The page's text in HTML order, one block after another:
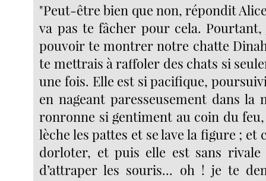
"Peut-être bien que non, répondit
va pas te fâcher pour cela.
pouvoir te montrer notre chatte
te mettrais à raffoler des chats si
une fois. Elle est si pacifique,
en nageant paresseusement dans la
ronronne si gentiment au coin du feu,
lèche les pattes et se lave la figure ; et
dorloter, et puis elle est sans
d’attraper les souris... oh ! je te